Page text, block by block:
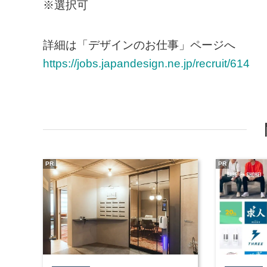
※選択可
詳細は「デザインのお仕事」ページへ
https://jobs.japandesign.ne.jp/recruit/614
PR PR